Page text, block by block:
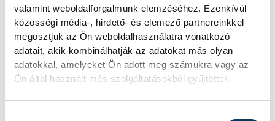
valamint weboldalforgalmunk elemzéséhez. Ezenkívül
közösségi média-, hirdető- és elemező partnereinkkel
megosztjuk az Ön weboldalhasználatra vonatkozó
adatait, akik kombinálhatják az adatokat más olyan
adatokkal, amelyeket Ön adott meg számukra vagy az
Ön által használt más szolgáltatásokból gyűjtöttek.